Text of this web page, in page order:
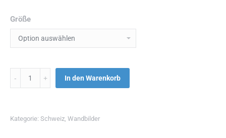
Größe
Menge In den Warenkorb
Kategorie: Schweiz Wandbilder